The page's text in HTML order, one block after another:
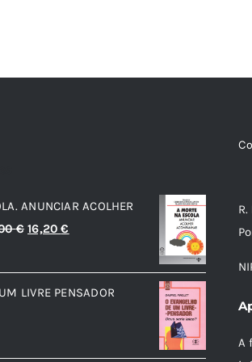
ANUNCIAR ACOLHER
€ O
original
era:
16,20€
atual
é:
LIVRE PENSADOR
A